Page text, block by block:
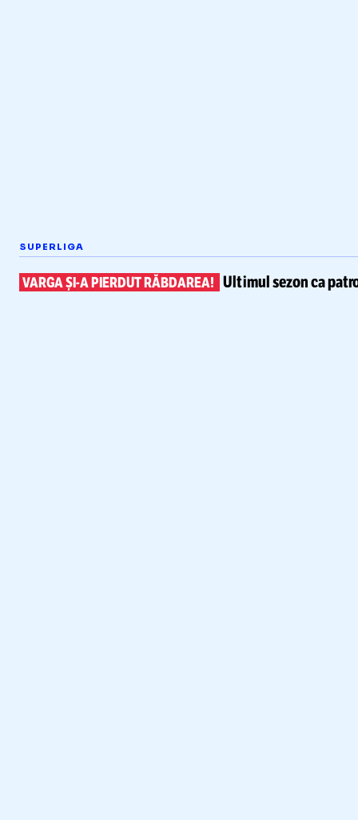
SUPERLIGA
VARGAȘI-APIERDUT RĂBDAREA! Ultimul sezon ca